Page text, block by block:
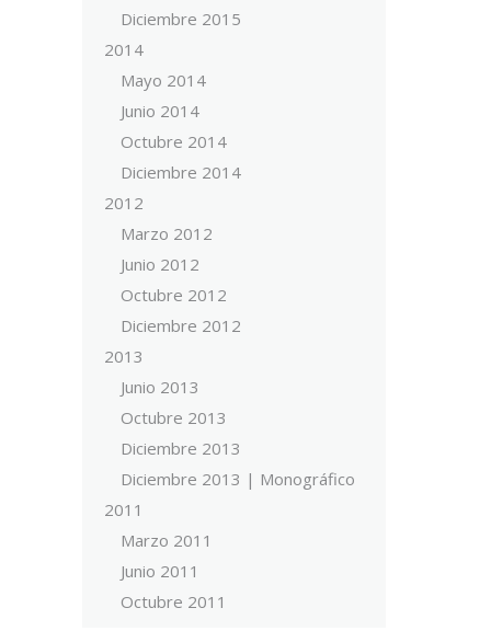
Diciembre 2015
2014
Mayo 2014
Junio 2014
Octubre 2014
Diciembre 2014
2012
Marzo 2012
Junio 2012
Octubre 2012
Diciembre 2012
2013
Junio 2013
Octubre 2013
Diciembre 2013
Diciembre 2013 | Monográfico
2011
Marzo 2011
Junio 2011
Octubre 2011